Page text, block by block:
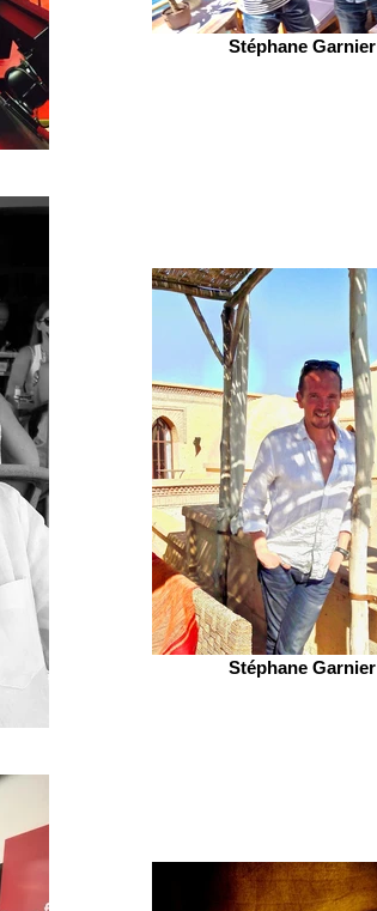
Stéphane Garnier
Stéphane Garnier